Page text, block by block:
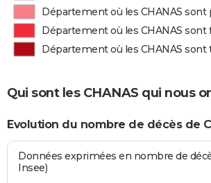
Département où les CHANAS sont
Département où les CHANAS
Département où les CHANAS
Qui sont les CHANAS qui nous
Evolution du nombre de décès de
Données exprimées en nombre de
Insee)